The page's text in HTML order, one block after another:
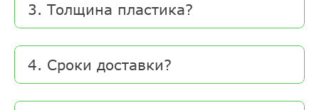
3. Толщина пластика?
4. Сроки доставки?